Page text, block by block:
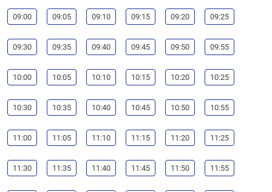
09:00 09:05 09:10 09:15 09:20 09:25
09:30 09:35 09:40 09:45 09:50 09:55
10:00 10:05 10:10 10:15 10:20 10:25
10:30 10:35 10:40 10:45 10:50 10:55
11:00 11:05 11:10 11:15 11:20 11:25
11:30 11:35 11:40 11:45 11:50 11:55